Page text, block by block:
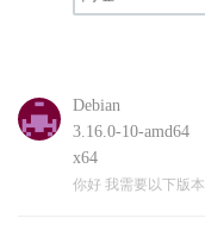
Debian
3.16.0-10-amd64
x64
你好 我需要以下版本